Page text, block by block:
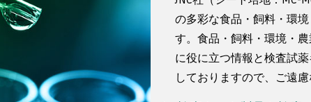
入
力
の多彩な食品・飼料・環
す。食品・飼料・環境・
に役に立つ情報と検査試
しておりますので、ご遠